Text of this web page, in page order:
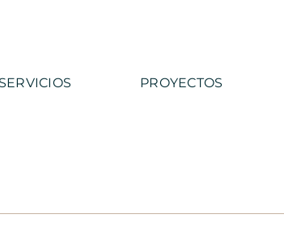
SERVICIOS PROYECTOS